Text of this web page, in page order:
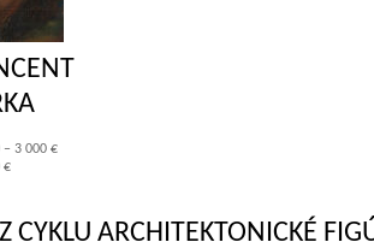
– 3 000 €
€